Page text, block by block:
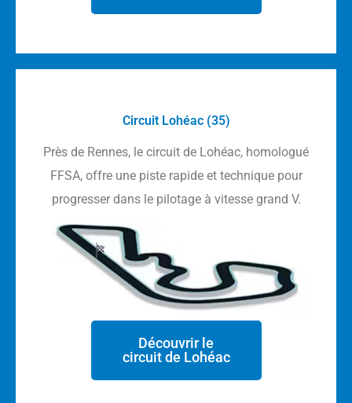
Circuit Lohéac (35)
Près de Rennes, le circuit de Lohéac, homologué
FFSA, offre une piste rapide et technique pour
progresser dans le pilotage à vitesse grand V.
Découvrir le
circuit de Lohéac